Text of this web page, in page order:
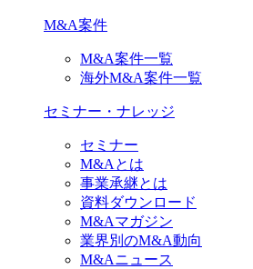
M&A案件
M&A案件一覧
海外M&A案件一覧
セミナー・ナレッジ
セミナー
M&Aとは
事業承継とは
資料ダウンロード
M&Aマガジン
業界別のM&A動向
M&Aニュース